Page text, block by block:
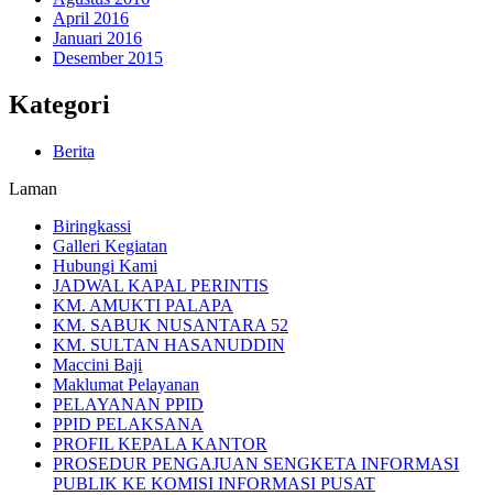
April 2016
Januari 2016
Desember 2015
Kategori
Berita
Laman
Biringkassi
Galleri Kegiatan
Hubungi Kami
JADWAL KAPAL PERINTIS
KM. AMUKTI PALAPA
KM. SABUK NUSANTARA 52
KM. SULTAN HASANUDDIN
Maccini Baji
Maklumat Pelayanan
PELAYANAN PPID
PPID PELAKSANA
PROFIL KEPALA KANTOR
PROSEDUR PENGAJUAN SENGKETA INFORMASI
PUBLIK KE KOMISI INFORMASI PUSAT